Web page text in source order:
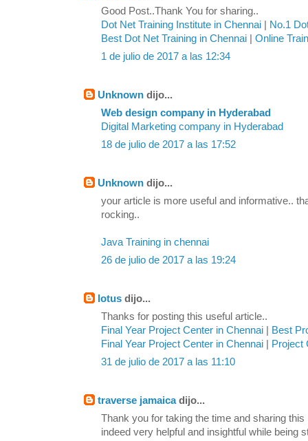
Good Post..Thank You for sharing..
Dot Net Training Institute in Chennai
No.1
Best Dot Net Training in Chennai
Online
1 de julio de 2017 a las 12:34
Unknown dijo...
Web design company in Hyderabad
Digital Marketing company in Hyderabad
18 de julio de 2017 a las 17:52
Unknown dijo...
your article is more useful and informative..
rocking..
Java Training in chennai
26 de julio de 2017 a las 19:24
lotus dijo...
Thanks for posting this useful article..
Final Year Project Center in Chennai
Best
Final Year Project Center in Chennai
Project
31 de julio de 2017 a las 11:10
traverse jamaicadijo...
Thank you for taking the time and sharing
indeed very helpful and insightful while being